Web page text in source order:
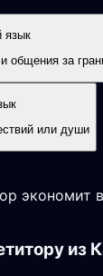
язык
общения за
или души
экономит
из